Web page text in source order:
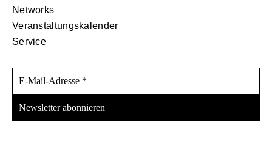
Networks
Veranstaltungskalender
Service